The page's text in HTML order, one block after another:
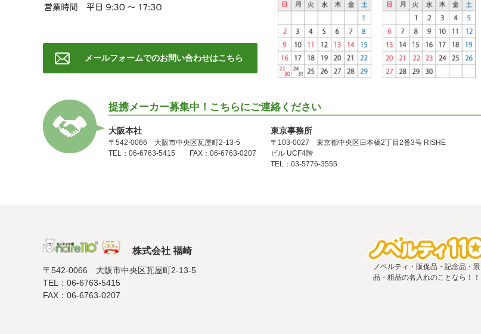
メールフォームでのお問い合わせはこちら
提携メーカー募集中！こちらにご連絡ください
大阪本社
〒542-0066 大阪市中央区瓦屋町2-13-5
TEL：06-6763-5415 FAX：06-6763-0207
東京事務所
〒103-0027 東京都中央区日本橋2丁目2番3号 RISHE
ビル UCF4階
TEL：03-5776-3555
株式会社 福崎
〒542-0066 大阪市中央区瓦屋町2-13-5
TEL：06-6763-5415
FAX：06-6763-0207
ノベルティ・販促品・記念品・景
品・粗品の名入れのことなら！！